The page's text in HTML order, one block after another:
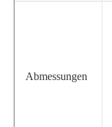
Abmessungen